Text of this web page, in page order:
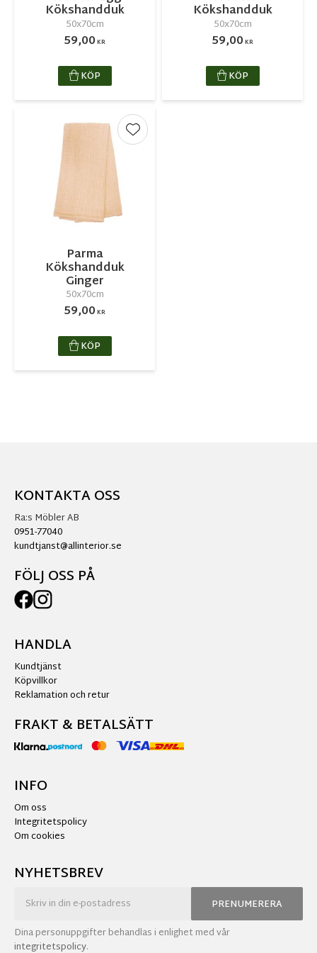
Kökshandduk
50x70cm
59,00KR
KÖP
Kökshandduk
50x70cm
59,00KR
KÖP
Parma
Kökshandduk
Ginger
50x70cm
59,00KR
Lägg till i favoriter
KÖP
KONTAKTA OSS
Ra:s Möbler AB
0951-77040
kundtjanst@allinterior.se
FÖLJ OSS PÅ
HANDLA
Kundtjänst
Köpvillkor
Reklamation och retur
FRAKT & BETALSÄTT
INFO
Om oss
Integritetspolicy
Om cookies
NYHETSBREV
PRENUMERERA
Dina personuppgifter behandlas i enlighet med vår
integritetspolicy.